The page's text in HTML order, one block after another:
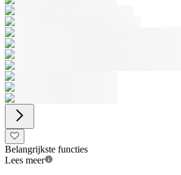
Belangrijkste functies
Lees meer